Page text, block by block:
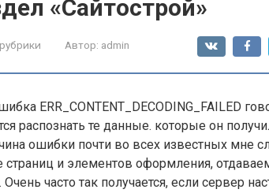
«Сайтострой»
Автор: admin
ERR_CONTENT_DECODING_FAILED
распознать те данные. которые он
ошибки почти во всех известных мне
страниц и элементов оформления,
Очень часто так получается, если сервер